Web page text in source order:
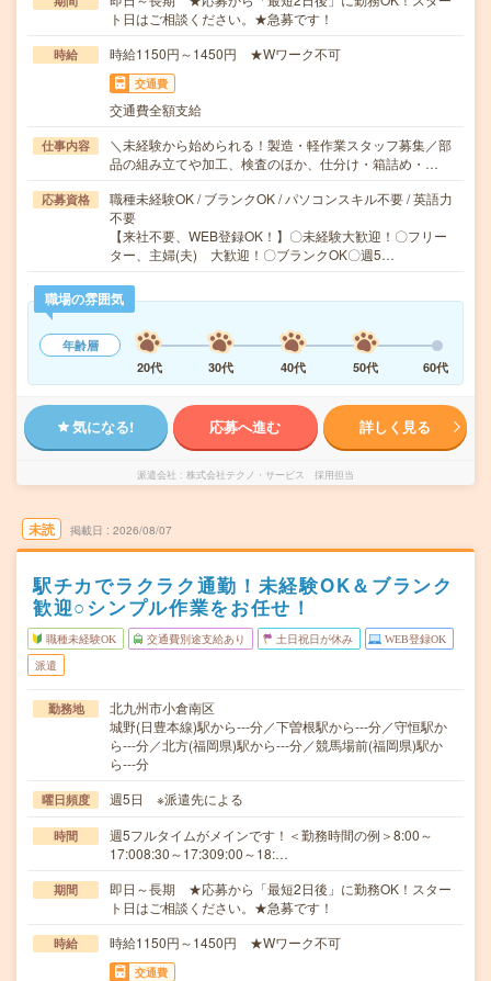
ト日はご相談ください。★急募です！
時給 時給1150円～1450円 ★Wワーク不可
交通費
交通費全額支給
仕事内容
＼未経験から始められる！製造・軽作業スタッフ募集／部
品の組み立てや加工、検査のほか、仕分け・箱詰め・…
応募資格
職種未経験OK / ブランクOK / パソコンスキル不要 / 英語力
不要
【来社不要、WEB登録OK！】〇未経験大歓迎！〇フリー
ター、主婦(夫) 大歓迎！〇ブランクOK〇週5…
職場の雰囲気
年齢層
20代
30代 40代 50代 60代
気になる! 応募へ進む 詳しく見る
派遣会社 株式会社テクノ・サービス 採用担当
未読 掲載日 2026/08/07
駅チカでラクラク通勤！未経験OK＆ブランク
歓迎○シンプル作業をお任せ！
職種未経験OK 交通費別途支給あり 土日祝日が休み WEB登録OK
派遣
勤務地
北九州市小倉南区
城野(日豊本線)駅から---分／下曽根駅から---分／守恒駅か
ら---分／北方(福岡県)駅から---分／競馬場前(福岡県)駅か
ら---分
曜日頻度 週5日 ※派遣先による
時間
週5フルタイムがメインです！＜勤務時間の例＞8:00～
17:008:30～17:309:00～18:…
期間
即日～長期 ★応募から「最短2日後」に勤務OK！スター
ト日はご相談ください。★急募です！
時給 時給1150円～1450円 ★Wワーク不可
交通費